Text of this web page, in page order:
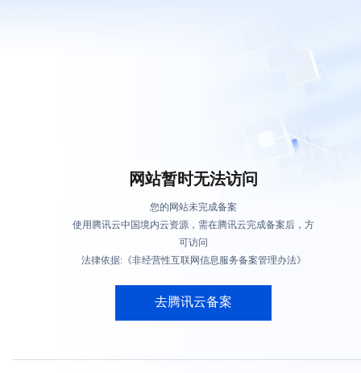
网站暂时无法访问
您的网站未完成备案
使用腾讯云中国境内云资源，需在腾讯云完成备案后，方
可访问
法律依据:《非经营性互联网信息服务备案管理办法》
去腾讯云备案